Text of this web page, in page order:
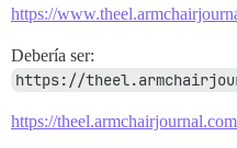
https://
Debería ser:
https://
https://